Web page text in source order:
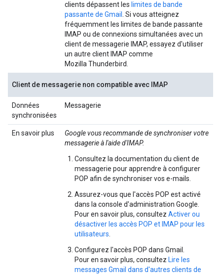
clients dépassent les limites de bande
passante de Gmail
. Si vous atteignez
fréquemment les limites de bande passante
IMAP ou de connexions simultanées avec un
client de messagerie IMAP, essayez d'utiliser
un autre client IMAP comme
Mozilla Thunderbird.
Client de messagerie non compatible avec IMAP
Données
synchronisées
Messagerie
En savoir plus
Google vous recommande de synchroniser votre
messagerie à l'aide d'IMAP.
Consultez la documentation du client de
messagerie pour apprendre à configurer
POP afin de synchroniser vos e-mails.
Assurez-vous que l'accès POP est activé
dans la console d'administration Google.
Pour en savoir plus, consultez Activer ou
désactiver les accès POP et IMAP pour les
utilisateurs
Configurez l'accès POP dans Gmail.
Pour en savoir plus, consultez Lire les
messages Gmail dans d'autres clients de